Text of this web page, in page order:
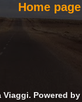
Home page
Viaggi. Powered by